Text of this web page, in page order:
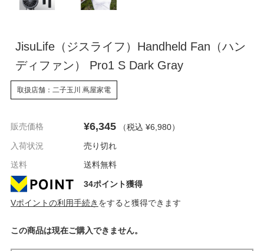
JisuLife（ジスライフ）Handheld Fan（ハン
ディファン） Pro1 S Dark Gray
取扱店舗：二子玉川 蔦屋家電
販売価格 ¥6,345 （税込 ¥6,980）
入荷状況
売り切れ
送料
送料無料
34ポイント獲得
Vポイントの利用手続き をすると獲得できます
この商品は現在ご購入できません。